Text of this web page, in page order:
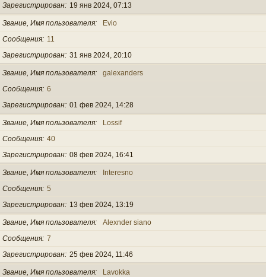
Зарегистрирован
19 янв 2024, 07:13
Звание, Имя пользователя
Evio
Сообщения
11
Зарегистрирован 31 янв 2024, 20:10
Звание, Имя пользователя
galexanders
Сообщения 6
Зарегистрирован 01 фев 2024, 14:28
Звание, Имя пользователя
Lossif
Сообщения 40
Зарегистрирован 08 фев 2024, 16:41
Звание, Имя пользователя
Interesno
Сообщения 5
Зарегистрирован
13 фев 2024, 13:19
Звание, Имя пользователя
Alexnder siano
Сообщения 7
Зарегистрирован 25 фев 2024, 11:46
Звание, Имя пользователя
Lavokka